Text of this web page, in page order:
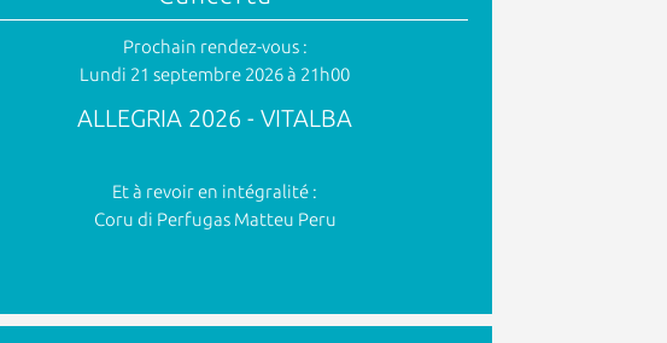
Prochain rendez-vous :
Lundi 21 septembre 2026 à 21h00
ALLEGRIA 2026 - VITALBA
Et à revoir en intégralité :
Coru di Perfugas Matteu Peru